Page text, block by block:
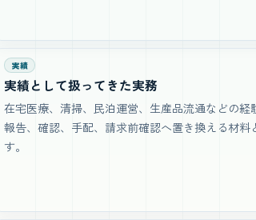
実績
実績として扱ってきた実務
在宅医療、清掃、民泊運営、生産品流通などの経
報告、確認、手配、請求前確認へ置き換える材料
す。